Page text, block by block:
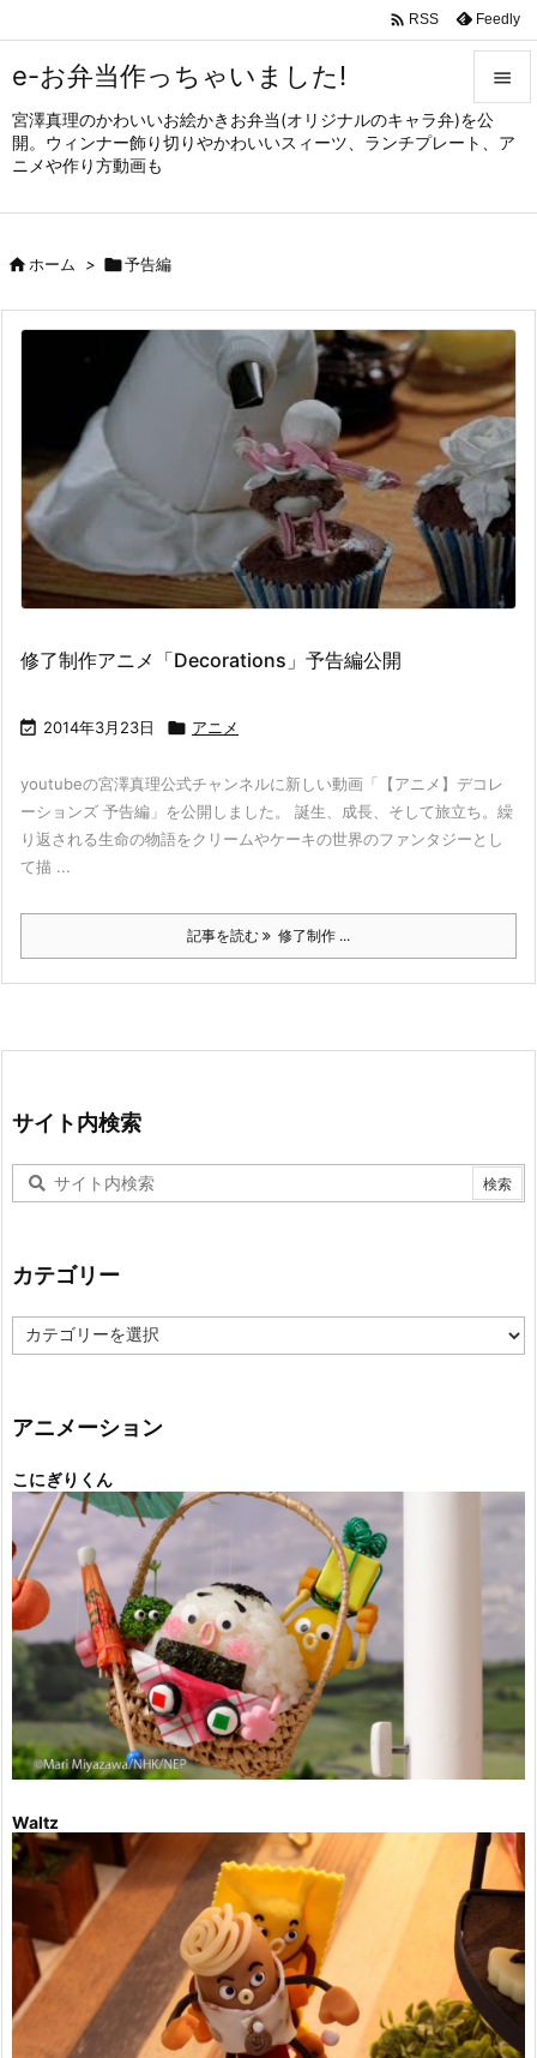
e-お弁当作っちゃいました!
宮澤真理のかわいいお絵かきお弁当(オリジナルのキャラ弁)を公
開。ウィンナー飾り切りやかわいいスィーツ、ランチプレート、ア
ニメや作り方動画も


メニュ
サイド

次へ

検索
 RSS Feedly
ホーム > 予告編
修了制作アニメ「Decorations」予告編公開
 2014年3月23日  アニメ
youtubeの宮澤真理公式チャンネルに新しい動画「【アニメ】デコレ
ーションズ 予告編」を公開しました。 誕生、成長、そして旅立ち。繰
り返される生命の物語をクリームやケーキの世界のファンタジーとし
て描 ...
記事を読む 修了制作 ...
サイト内検索
カテゴリー
テ
ー
アニメーション
こにぎりくん
Waltz